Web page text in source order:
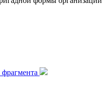
фрагмента